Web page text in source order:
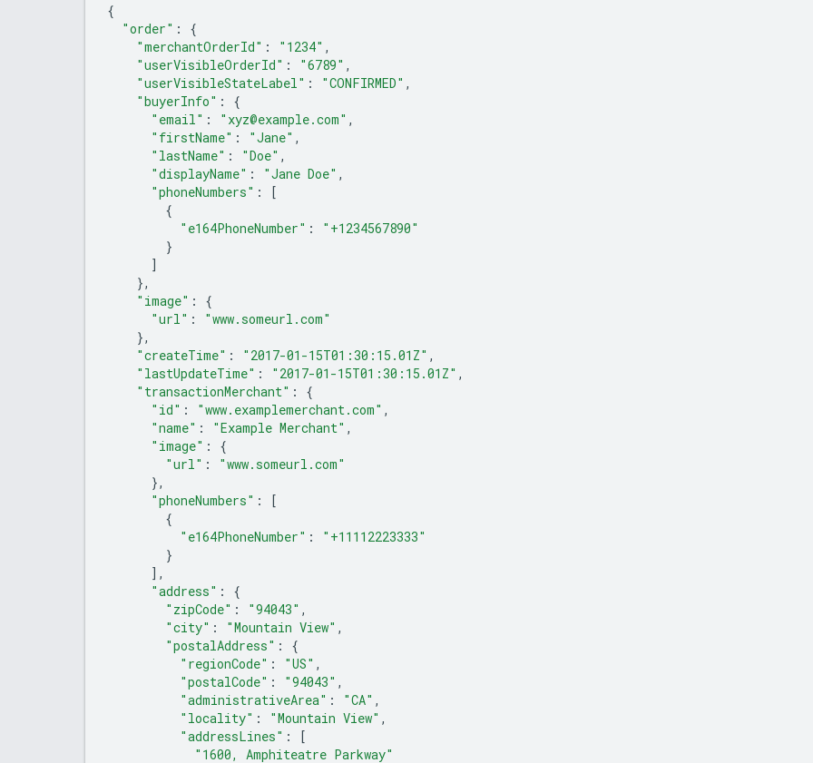
{
"order" :
{
"merchantOrderId" : "1234" ,
"userVisibleOrderId" : "6789" ,
"userVisibleStateLabel" : "CONFIRMED" ,
"buyerInfo" :
{
"email" : "xyz@example.com" ,
"firstName" : "Jane" ,
"lastName" : "Doe" ,
"displayName" : "Jane Doe" ,
"phoneNumbers" :
[
{
"e164PhoneNumber" :
"+1234567890"
}
]
},
"image" :
{
"url" :
"www.someurl.com"
},
"createTime" : "2017-01-15T01:30:15.01Z" ,
"lastUpdateTime" : "2017-01-15T01:30:15.01Z" ,
"transactionMerchant" :
{
"id" : "www.examplemerchant.com" ,
"name" : "Example Merchant" ,
"image" :
{
"url" :
"www.someurl.com"
},
"phoneNumbers" :
[
{
"e164PhoneNumber" :
"+11112223333"
}
],
"address" :
{
"zipCode" : "94043" ,
"city" : "Mountain View" ,
"postalAddress" :
{
"regionCode" : "US" ,
"postalCode" : "94043" ,
"administrativeArea" : "CA" ,
"locality" : "Mountain View" ,
"addressLines" :
[
"1600, Amphiteatre Parkway"